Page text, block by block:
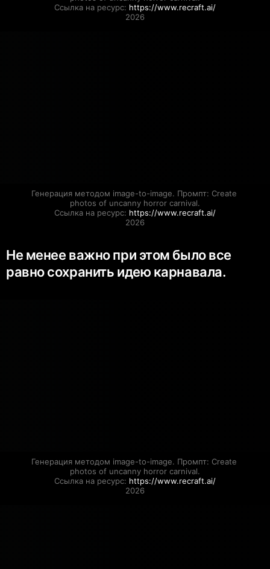
Ссылка на ресурс: https://www.recraft.ai/
2026
Генерация методом image-to-image. Промпт: Create
photos of uncanny horror carnival.
Ссылка на ресурс: https://www.recraft.ai/
2026
Не менее важно при этом было все
равно сохранить идею карнавала.
Генерация методом image-to-image. Промпт: Create
photos of uncanny horror carnival.
Ссылка на ресурс: https://www.recraft.ai/
2026